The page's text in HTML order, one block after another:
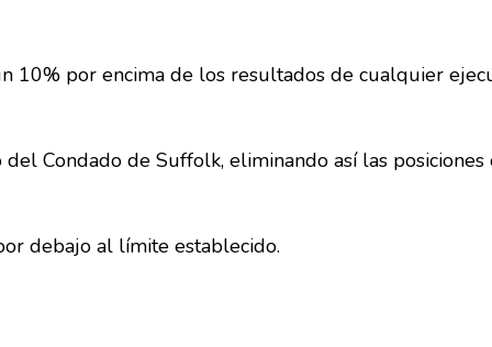
10% por encima de los resultados de cualquier
Condado de Suffolk, eliminando así las posiciones
debajo al límite establecido.